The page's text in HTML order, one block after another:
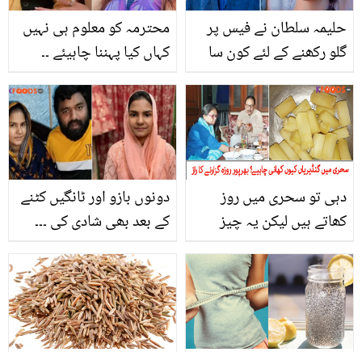
محترمہ کو معلوم ہی نہیں
کہاں کیا پہننا چاہیئے ۔۔
کی ملاقات پر عوام کا شدید
ردعمل
حلیمہ سلطان نے فیس پر
گلو رکھنے کے لئے کون سا
والی لڑکیوں کو بڑا راز بتا
دیا
دونوں بازو اور ٹانگیں کٹنے
کے بعد بھی شادی کی ۔۔۔
محبت کی داستاں، لیکن کیا
اب دونوں کی طلاق
ہوگئی؟
دہی تو سحری میں روز
کھاتے ہیں لیکن یہ چیز
گنڈیریاں کیوں کھانی
چاہیے؟ جانیں بھرپور روزہ
گزارنے کا خُفیہ راز